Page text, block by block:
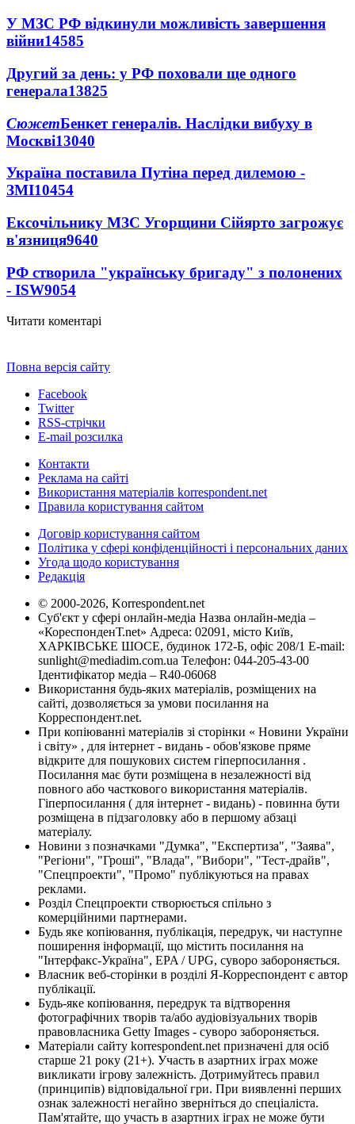
У МЗС РФ відкинули можливість завершення
війни14585
Другий за день: у РФ поховали ще одного
генерала13825
СюжетБенкет генералів. Наслідки вибуху в
Москві13040
Україна поставила Путіна перед дилемою -
ЗМІ10454
Ексочільнику МЗС Угорщини Сійярто загрожує
в'язниця9640
РФ створила "українську бригаду" з полонених
- ISW9054
Читати коментарі
Повна версія сайту
Facebook
Twitter
RSS-стрічки
E-mail розсилка
Контакти
Реклама на сайті
Використання матеріалів korrespondent.net
Правила користування сайтом
Договір користування сайтом
Політика у сфері конфіденційності і персональних даних
Угода щодо користування
Редакція
© 2000-2026, Korrespondent.net
Суб'єкт у сфері онлайн-медіа Назва онлайн-медіа –
«КореспонденТ.net» Адреса: 02091, місто Київ,
ХАРКІВСЬКЕ ШОСЕ, будинок 172-Б, офіс 208/1 E-mail:
sunlight@mediadim.com.ua Телефон: 044-205-43-00
Ідентифікатор медіа – R40-06068
Використання будь-яких матеріалів, розміщених на
сайті, дозволяється за умови посилання на
Корреспондент.net.
При копіюванні матеріалів зі сторінки « Новини України
і світу» , для інтернет - видань - обов'язкове пряме
відкрите для пошукових систем гіперпосилання .
Посилання має бути розміщена в незалежності від
повного або часткового використання матеріалів.
Гіперпосилання ( для інтернет - видань) - повинна бути
розміщена в підзаголовку або в першому абзаці
матеріалу.
Новини з позначками "Думка", "Експертиза", "Заява",
"Регіони", "Гроші", "Влада", "Вибори", "Тест-драйв",
"Спецпроекти", "Промо" публікуються на правах
реклами.
Розділ Спецпроекти створюється спільно з
комерційними партнерами.
Будь яке копіювання, публікація, передрук, чи наступне
поширення інформації, що містить посилання на
"Інтерфакс-Україна", EPA / UPG, суворо забороняється.
Власник веб-сторінки в розділі Я-Корреспондент є автор
публікації.
Будь-яке копіювання, передрук та відтворення
фотографічних творів та/або аудіовізуальних творів
правовласника Getty Images - суворо забороняється.
Матеріали сайту korrespondent.net призначені для осіб
старше 21 року (21+). Участь в азартних іграх може
викликати ігрову залежність. Дотримуйтесь правил
(принципів) відповідальної гри. При виявленні перших
ознак залежності негайно зверніться до спеціаліста.
Пам'ятайте, що участь в азартних іграх не може бути